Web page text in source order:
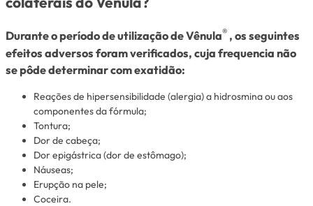
Durante o período de utilização de Vênula® , os seguintes
efeitos adversos foram verificados, cuja frequencia não
se pôde determinar com exatidão:
Reações de hipersensibilidade (alergia) a hidrosmina ou aos
componentes da fórmula;
Tontura;
Dor de cabeça;
Dor epigástrica (dor de estômago);
Náuseas;
Erupção na pele;
Coceira.